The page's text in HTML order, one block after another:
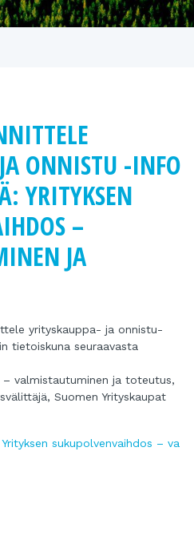
ONNISTU -INFO
YRITYKSEN
–
JA
yrityskauppa- ja onnistu-
tietoiskuna seuraavasta
– valmistautuminen ja toteutus,
Suomen Yrityskaupat
Yrityksen sukupolvenvaihdos – va